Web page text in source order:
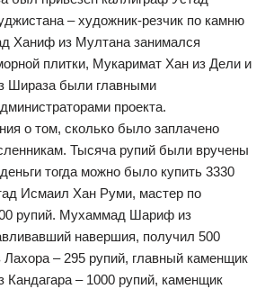
– художник-резчик по камню
Ханиф из Мултана занимался
плитки, Мукаримат Хан из Дели и
Шираза были главными
проекта.
о том, сколько было заплачено
Тысяча рупий были вручены
тогда можно было купить 3330
Исмаил Хан Руми, мастер по
рупий. Мухаммад Шариф из
навершия, получил 500
Лахора – 295 рупий, главный каменщик
– 1000 рупий, каменщик